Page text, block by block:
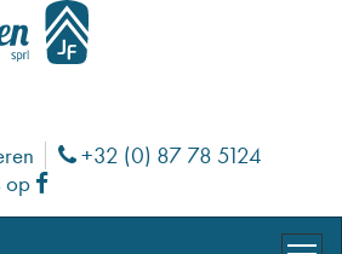
Phone
+32 (0) 87 78 5124
op Facebook